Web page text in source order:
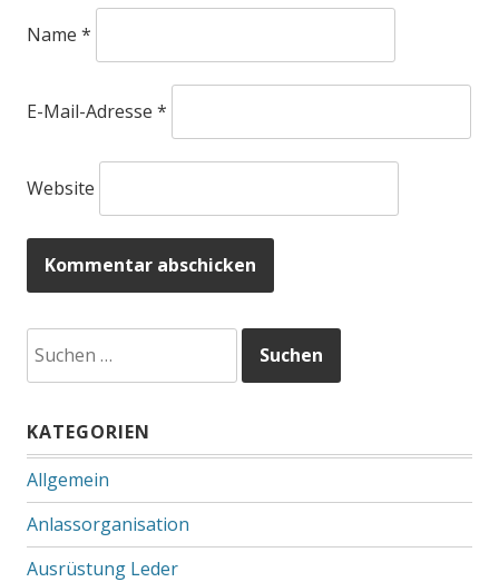
Name *
E-Mail-Adresse *
Website
nach:
KATEGORIEN
Allgemein
Anlassorganisation
Ausrüstung Leder